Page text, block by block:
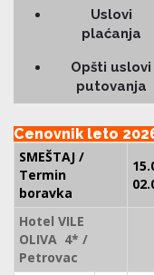
Uslovi
plaćanja
Opšti uslovi
putovanja
Cenovnik leto
SMEŠTAJ /
Termin
boravka
Hotel VILE
OLIVA 4* /
Petrovac